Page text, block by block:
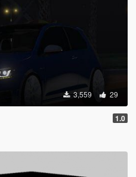
3,559 29
1.0